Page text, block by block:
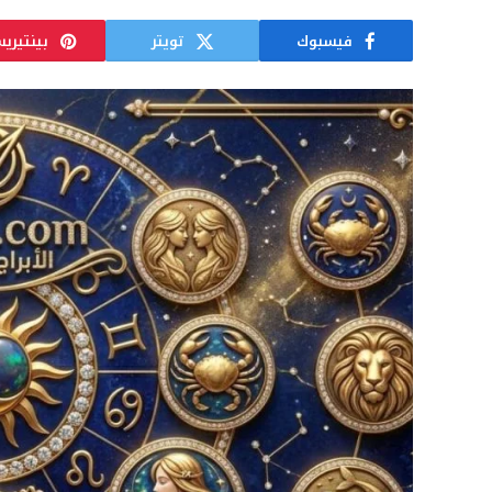
فيسبوك تويتر